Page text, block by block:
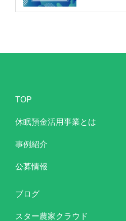
TOP
休眠預金活用事業とは
事例紹介
公募情報
ブログ
スター農家クラウド